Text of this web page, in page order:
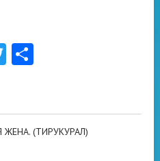
Twitter
(ТИРУКУРАЛ)